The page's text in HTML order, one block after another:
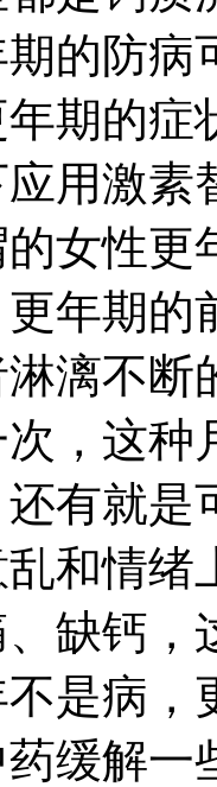
的防病
期的
用激
女性更
年期的
漓不断
，这种
有就是
和情绪
缺钙，
是病
缓解一